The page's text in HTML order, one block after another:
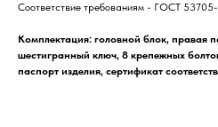
Соответствие требованиям - ГОСТ
Комплектация: головной блок, правая
шестигранный ключ, 8 крепежных
паспорт изделия, сертификат